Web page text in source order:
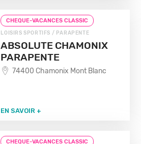
CHEQUE-VACANCES CLASSIC
LOISIRS SPORTIFS / PARAPENTE
ABSOLUTE CHAMONIX
PARAPENTE
74400 Chamonix Mont Blanc
EN SAVOIR +
CHEQUE-VACANCES CLASSIC